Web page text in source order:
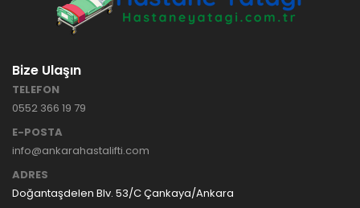
Bize Ulaşın
TELEFON
0552 366 19 79
E-POSTA
info@ankarahastalifti.com
ADRES
Doğantaşdelen Blv. 53/C Çankaya/Ankara